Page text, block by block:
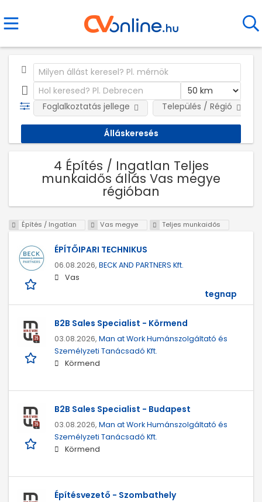
Foglalkoztatás jellege Település / Régió
4 Építés / Ingatlan Teljes
munkaidős állás Vas megye
régióban
Építés / Ingatlan Vas megye Teljes munkaidős
ÉPÍTŐIPARI TECHNIKUS
06.08.2026, BECK AND PARTNERS Kft.
Vas
tegnap
B2B Sales Specialist - Körmend
03.08.2026, Man at Work Humánszolgáltató és
Személyzeti Tanácsadó Kft.
Körmend
B2B Sales Specialist - Budapest
03.08.2026, Man at Work Humánszolgáltató és
Személyzeti Tanácsadó Kft.
Körmend
Építésvezető - Szombathely